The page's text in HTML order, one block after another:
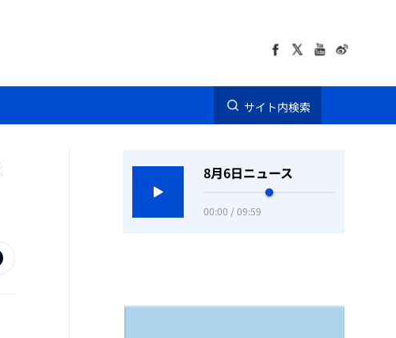
サイト内検索
8月6日ニュース
00:00 / 09:59